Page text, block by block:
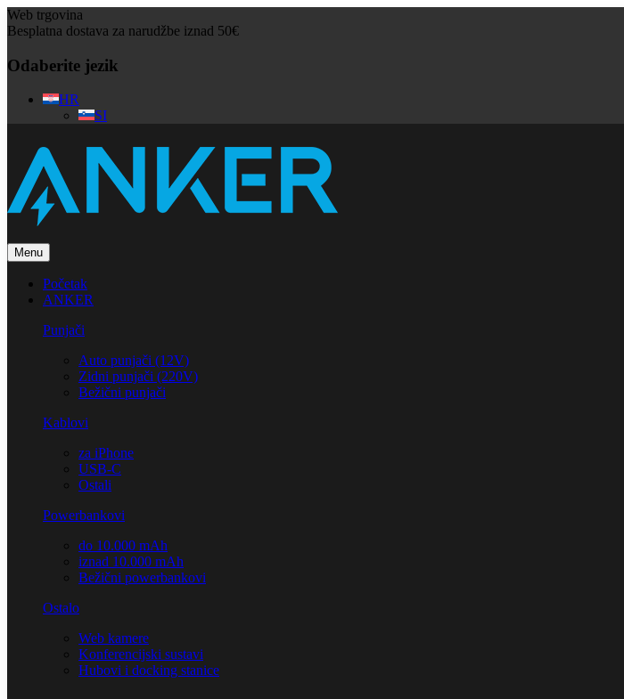
Web trgovina
Besplatna dostava za narudžbe iznad 50€
Odaberite jezik
HR
SI
Menu
Početak
ANKER
Punjači
Auto punjači (12V)
Zidni punjači (220V)
Bežični punjači
Kablovi
za iPhone
USB-C
Ostali
Powerbankovi
do 10.000 mAh
iznad 10.000 mAh
Bežični powerbankovi
Ostalo
Web kamere
Konferencijski sustavi
Hubovi i docking stanice